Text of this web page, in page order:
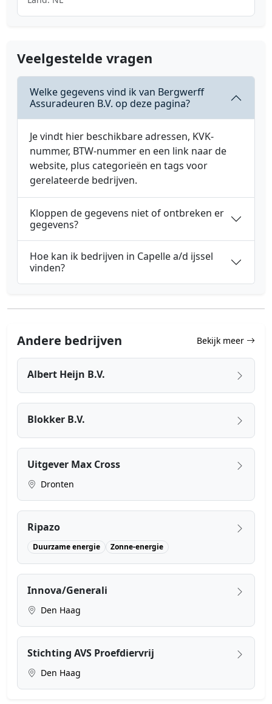
Veelgestelde vragen
Welke gegevens vind ik van Bergwerff
Assuradeuren B.V. op deze pagina?
Je vindt hier beschikbare adressen, KVK-
nummer, BTW-nummer en een link naar de
website, plus categorieën en tags voor
gerelateerde bedrijven.
Kloppen de gegevens niet of ontbreken er
gegevens?
Hoe kan ik bedrijven in Capelle a/d ijssel
vinden?
Andere bedrijven Bekijk meer
Albert Heijn B.V.
Blokker B.V.
Uitgever Max Cross
Dronten
Ripazo
Duurzame energie Zonne-energie
Innova/Generali
Den Haag
Stichting AVS Proefdiervrij
Den Haag